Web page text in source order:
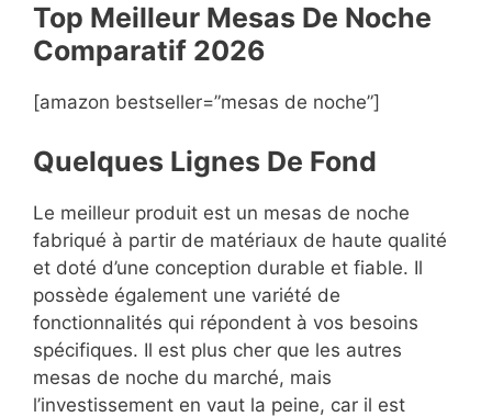
Top Meilleur Mesas De Noche
Comparatif 2026
[amazon bestseller=”mesas de noche”]
Quelques Lignes De Fond
Le meilleur produit est un mesas de noche
fabriqué à partir de matériaux de haute qualité
et doté d’une conception durable et fiable. Il
possède également une variété de
fonctionnalités qui répondent à vos besoins
spécifiques. Il est plus cher que les autres
mesas de noche du marché, mais
l’investissement en vaut la peine, car il est